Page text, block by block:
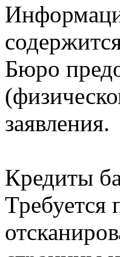
Бюро
заявления.
Кредиты
Требуется